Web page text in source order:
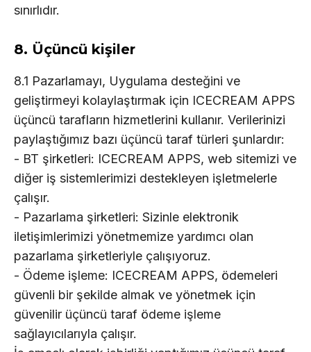
sınırlıdır.
8. Üçüncü kişiler
8.1 Pazarlamayı, Uygulama desteğini ve
geliştirmeyi kolaylaştırmak için ICECREAM APPS
üçüncü tarafların hizmetlerini kullanır. Verilerinizi
paylaştığımız bazı üçüncü taraf türleri şunlardır:
- BT şirketleri: ICECREAM APPS, web sitemizi ve
diğer iş sistemlerimizi destekleyen işletmelerle
çalışır.
- Pazarlama şirketleri: Sizinle elektronik
iletişimlerimizi yönetmemize yardımcı olan
pazarlama şirketleriyle çalışıyoruz.
- Ödeme işleme: ICECREAM APPS, ödemeleri
güvenli bir şekilde almak ve yönetmek için
güvenilir üçüncü taraf ödeme işleme
sağlayıcılarıyla çalışır.